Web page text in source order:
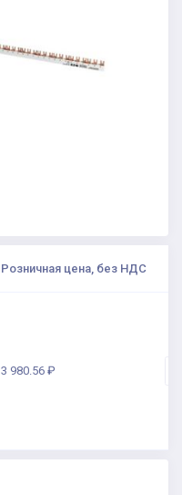
Розничная цена, без НДС
3 980.56 ₽